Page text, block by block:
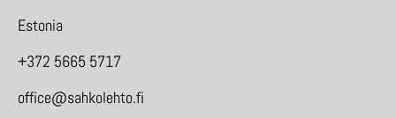
Estonia
+372 5665 5717
office@sahkolehto.fi